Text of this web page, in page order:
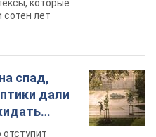
которые
лет
спад,
дали